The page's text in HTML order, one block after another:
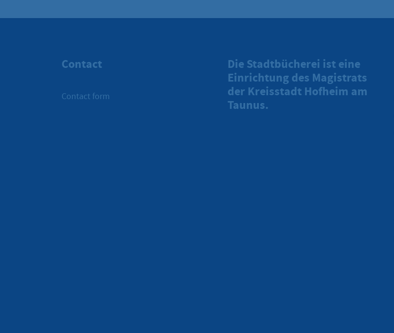
Contact
Contact form
Die Stadtbücherei ist eine
Einrichtung des Magistrats
der Kreisstadt Hofheim am
Taunus.